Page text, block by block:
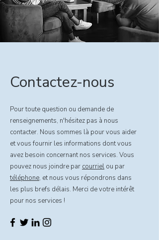
Contactez-nous
Pour toute question ou demande de
renseignements, n'hésitez pas à nous
contacter. Nous sommes là pour vous aider
et vous fournir les informations dont vous
avez besoin concernant nos services. Vous
pouvez nous joindre par courriel ou par
téléphone, et nous vous répondrons dans
les plus brefs délais. Merci de votre intérêt
pour nos services !